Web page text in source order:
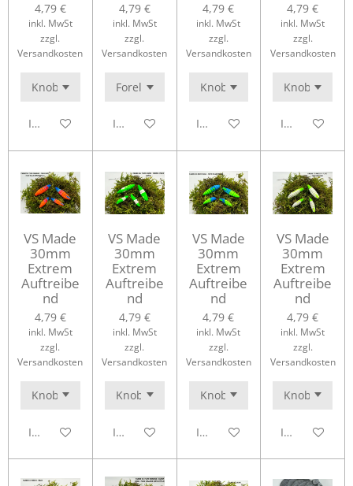
4,79 €
inkl. MwSt
zzgl.
Versandkosten
In den Warenkorb
4,79 €
inkl. MwSt
zzgl.
Versandkosten
In den Warenkorb
4,79 €
inkl. MwSt
zzgl.
Versandkosten
In den Warenkorb
4,79 €
inkl. MwSt
zzgl.
Versandkosten
In den
VS Made
30mm
Extrem
Auftreibe
nd
4,79 €
inkl. MwSt
zzgl.
Versandkosten
In den Warenkorb
VS Made
30mm
Extrem
Auftreibe
nd
4,79 €
inkl. MwSt
zzgl.
Versandkosten
In den Warenkorb
VS Made
30mm
Extrem
Auftreibe
nd
4,79 €
inkl. MwSt
zzgl.
Versandkosten
In den Warenkorb
VS Made
30mm
Extrem
Auftreibe
nd
4,79 €
inkl. MwSt
zzgl.
Versandkosten
In den